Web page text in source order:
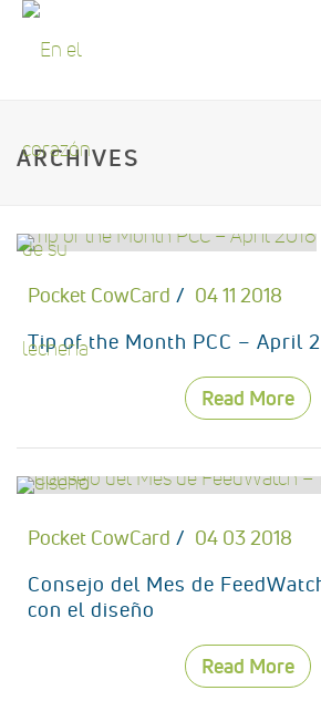
ARCHIVES
Pocket CowCard
04 11 2018
Tip of the Month PCC – April
Read More
Pocket CowCard
04 03 2018
Consejo del Mes de
con el diseño
Read More